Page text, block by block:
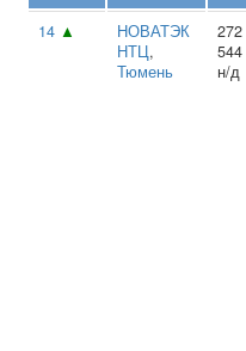
14 ▲
НОВАТЭК
НТЦ,
Тюмень
272
544
н/д